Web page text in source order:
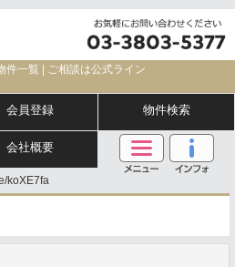
件一覧 | ご相談は公式ライン
会員登録 物件検索
会社概要
koXE7fa